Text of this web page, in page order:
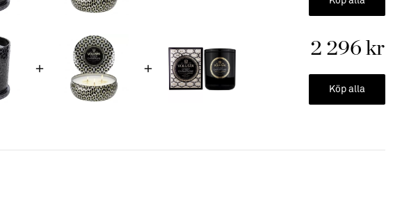
Använd Ljussläckare för att släcka ditt ljus utan rök.
inredningsdetalj.
2 296 kr
Köp alla